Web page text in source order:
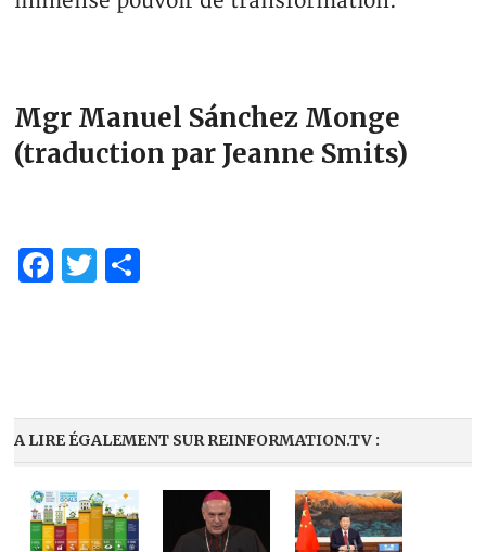
Mgr Manuel Sánchez Monge
(traduction par Jeanne Smits)
Facebook
Twitter
A LIRE ÉGALEMENT SUR REINFORMATION.TV :